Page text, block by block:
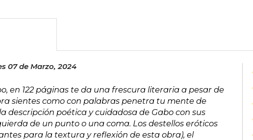
Entre sus títulos más emblemáticos
laberinto, El amor en los tiempos del
otros. En 2002 nos abrió la puerta a su
se publicaron Todos los cuentos, y,
cerrarle el telón, en 2024 vio la luz su
vemos.
07 de Marzo, 2024
en 122 páginas te da una frescura literaria a pesar de
sientes como con palabras penetra tu mente de
descripción poética y cuidadosa de Gabo con sus
de un punto o una coma. Los destellos eróticos
para la textura y reflexión de esta obra), el